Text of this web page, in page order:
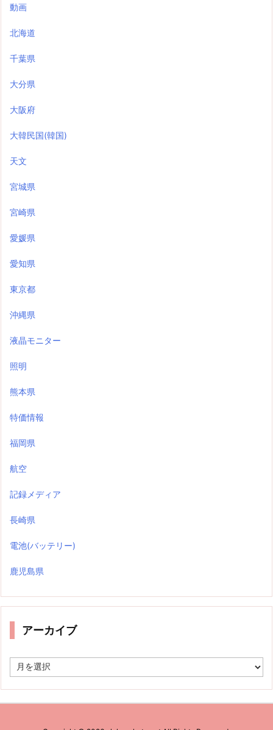
動画
北海道
千葉県
大分県
大阪府
大韓民国(韓国)
天文
宮城県
宮崎県
愛媛県
愛知県
東京都
沖縄県
液晶モニター
照明
熊本県
特価情報
福岡県
航空
記録メディア
長崎県
電池(バッテリー)
鹿児島県
アーカイブ
ー